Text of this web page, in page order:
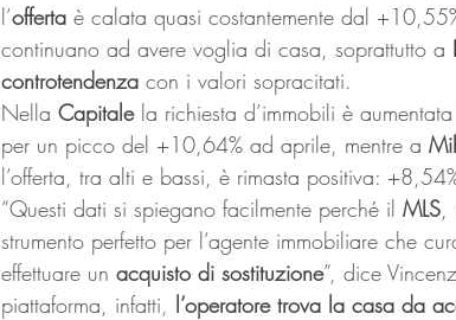
l’offerta è calata quasi costantemente dal
continuano ad avere voglia di casa, soprattutto a
controtendenza con i valori sopracitati.
Nella Capitale la richiesta d’immobili è
per un picco del +10,64% ad aprile, mentre a
l’offerta, tra alti e bassi, è rimasta positiva:
“Questi dati si spiegano facilmente perché il MLS
strumento perfetto per l’agente immobiliare che
effettuare un acquisto di sostituzione”, dice
piattaforma, infatti, l’operatore trova la casa da